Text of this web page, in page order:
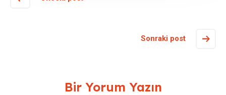
Sonraki post
Bir Yorum Yazın